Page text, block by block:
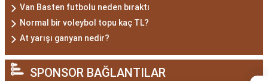
Van Basten futbolu neden bıraktı
Normal bir voleybol topu kaç TL?
At yarışı ganyan nedir?
SPONSOR BAĞLANTILAR